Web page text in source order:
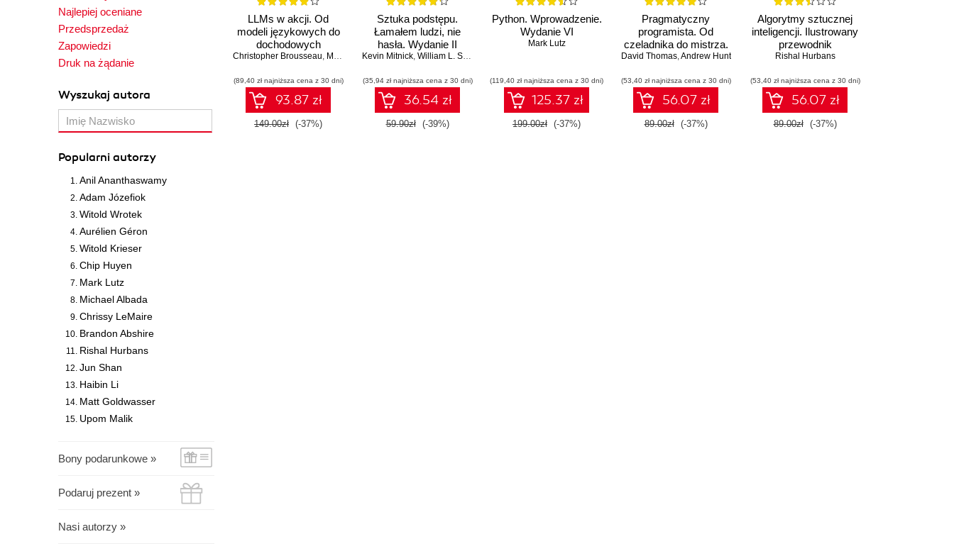
Najlepiej oceniane
Przedsprzedaż
Zapowiedzi
Druk na żądanie
Wyszukaj autora
Popularni autorzy
Anil Ananthaswamy
Adam Józefiok
Witold Wrotek
Aurélien Géron
Witold Krieser
Chip Huyen
Mark Lutz
Michael Albada
Chrissy LeMaire
Brandon Abshire
Rishal Hurbans
Jun Shan
Haibin Li
Matt Goldwasser
Upom Malik
Bony podarunkowe »
Podaruj prezent »
Nasi autorzy »
LLMs w akcji. Od
modeli językowych do
dochodowych
produktów
Christopher Brousseau, Matt Sharp
(89,40 zł najniższa cena z 30 dni)
93.87 zł
149.00zł (-37%)
Sztuka podstępu.
Łamałem ludzi, nie
hasła. Wydanie II
Kevin Mitnick, William L. Simon
(35,94 zł najniższa cena z 30 dni)
36.54 zł
59.90zł (-39%)
Python. Wprowadzenie.
Wydanie VI
Mark Lutz
(119,40 zł najniższa cena z 30 dni)
125.37 zł
199.00zł (-37%)
Pragmatyczny
programista. Od
czeladnika do mistrza.
Wydanie II
David Thomas,Andrew Hunt
(53,40 zł najniższa cena z 30 dni)
56.07 zł
89.00zł (-37%)
Algorytmy sztucznej
inteligencji. Ilustrowany
przewodnik
Rishal Hurbans
(53,40 zł najniższa cena z 30 dni)
56.07 zł
89.00zł (-37%)